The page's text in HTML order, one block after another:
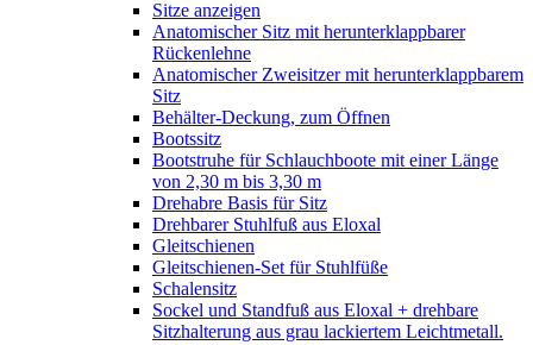
Sitze anzeigen
Anatomischer Sitz mit herunterklappbarer
Rückenlehne
Anatomischer Zweisitzer mit herunterklappbarem
Sitz
Behälter-Deckung, zum Öffnen
Bootssitz
Bootstruhe für Schlauchboote mit einer Länge
von 2,30 m bis 3,30 m
Drehabre Basis für Sitz
Drehbarer Stuhlfuß aus Eloxal
Gleitschienen
Gleitschienen-Set für Stuhlfüße
Schalensitz
Sockel und Standfuß aus Eloxal + drehbare
Sitzhalterung aus grau lackiertem Leichtmetall.